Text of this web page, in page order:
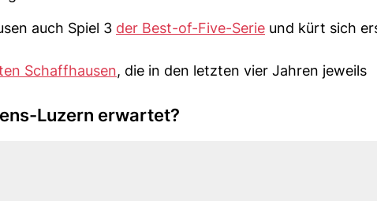
auch Spiel 3 der Best-of-Five-Serie und kürt sich
Schaffhausen, die in den letzten vier Jahren jeweils
Luzern erwartet?